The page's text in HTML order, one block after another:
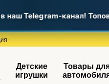
Telegram-канал!
Детские
игрушки
Товары